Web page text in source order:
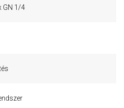
GN 1/4